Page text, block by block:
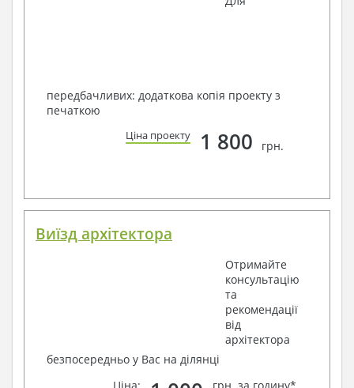
передбачливих: додаткова копія проекту з
печаткою
Ціна проекту 1 800 грн.
Виїзд архітектора
Отримайте
консультацію
та
рекомендації
від
архітектора
безпосередньо у Вас на ділянці
Ціна:
грн. за годину*